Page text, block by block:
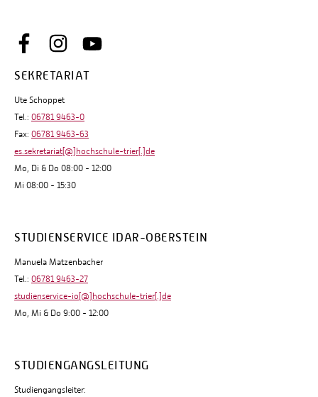
SEKRETARIAT
Ute Schoppet
Tel.: 06781 9463-0
Fax: 06781 9463-63
es.sekretariat[@]hochschule-trier[.]de
Mo, Di & Do 08:00 - 12:00
Mi 08:00 - 15:30
STUDIENSERVICE IDAR-OBERSTEIN
Manuela Matzenbacher
Tel.: 06781 9463-27
studienservice-io[@]hochschule-trier[.]de
Mo, Mi & Do 9:00 - 12:00
STUDIENGANGSLEITUNG
Studiengangsleiter: